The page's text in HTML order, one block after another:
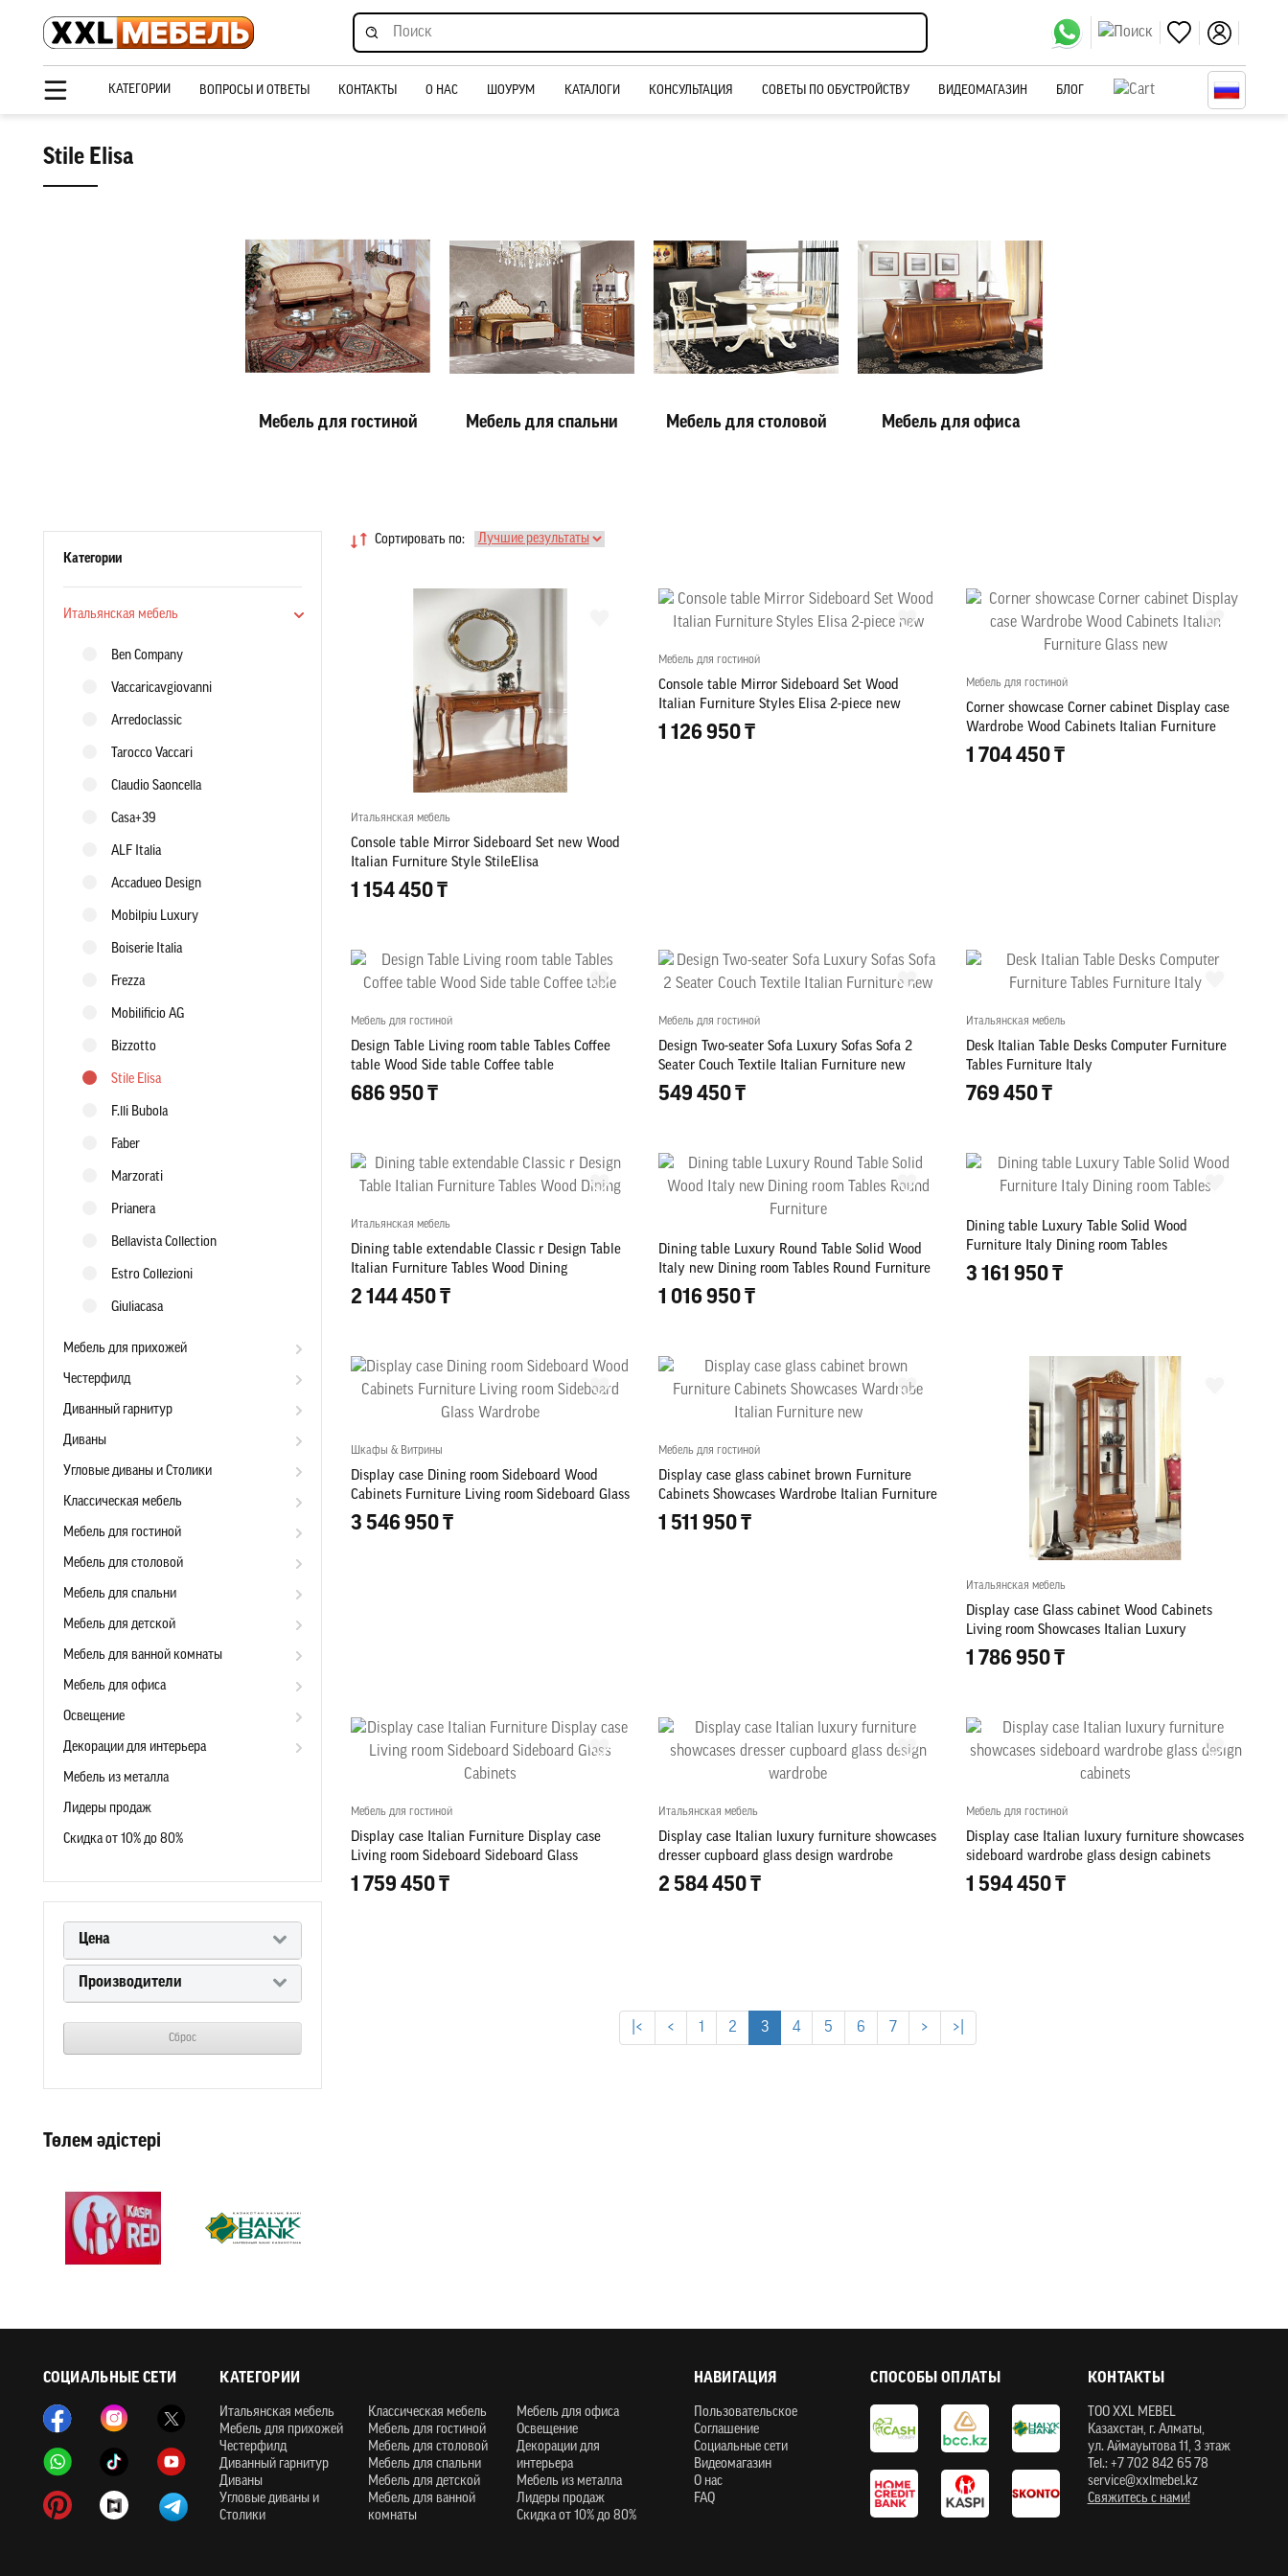
КАТЕГОРИИ ВОПРОСЫ И ОТВЕТЫ КОНТАКТЫ О НАС ШОУРУМ КАТАЛОГИ КОНСУЛЬТАЦИЯ СОВЕТЫ ПО ОБУСТРОЙСТВУ ВИДЕОМАГАЗИН БЛОГ
Stile Elisa
Мебель для гостиной Мебель для спальни Мебель для столовой Мебель для офиса
Категории
Итальянская мебель
Ben Company
Vaccaricavgiovanni
Arredoclassic
Tarocco Vaccari
Claudio Saoncella
Casa+39
ALF Italia
Accadueo Design
Mobilpiu Luxury
Boiserie Italia
Frezza
Mobilificio AG
Bizzotto
Stile Elisa
F.lli Bubola
Faber
Marzorati
Prianera
Bellavista Collection
Estro Collezioni
Giuliacasa
Мебель для прихожей
Честерфилд
Диванный гарнитур
Диваны
Угловые диваны и Столики
Классическая мебель
Мебель для гостиной
Мебель для столовой
Мебель для спальни
Мебель для детской
Мебель для ванной комнаты
Мебель для офиса
Освещение
Декорации для интерьера
Мебель из металла
Лидеры продаж
Скидка от 10% до 80%
Цена
Производители
Сброс
Төлем әдістері
Сортировать по:
Итальянская мебель
Console table Mirror Sideboard Set new Wood
Italian Furniture Style StileElisa
1 154 450 ₸
Мебель для гостиной
Console table Mirror Sideboard Set Wood
Italian Furniture Styles Elisa 2-piece new
1 126 950 ₸
Мебель для гостиной
Corner showcase Corner cabinet Display case
Wardrobe Wood Cabinets Italian Furniture
Glass new
1 704 450 ₸
Мебель для гостиной
Design Table Living room table Tables Coffee
table Wood Side table Coffee table
686 950 ₸
Мебель для гостиной
Design Two-seater Sofa Luxury Sofas Sofa 2
Seater Couch Textile Italian Furniture new
549 450 ₸
Итальянская мебель
Desk Italian Table Desks Computer Furniture
Tables Furniture Italy
769 450 ₸
Итальянская мебель
Dining table extendable Classic r Design Table
Italian Furniture Tables Wood Dining
2 144 450 ₸
Dining table Luxury Round Table Solid Wood
Italy new Dining room Tables Round Furniture
1 016 950 ₸
Dining table Luxury Table Solid Wood
Furniture Italy Dining room Tables
3 161 950 ₸
Шкафы & Витрины
Display case Dining room Sideboard Wood
Cabinets Furniture Living room Sideboard Glass
Wardrobe
3 546 950 ₸
Мебель для гостиной
Display case glass cabinet brown Furniture
Cabinets Showcases Wardrobe Italian Furniture
new
1 511 950 ₸
Итальянская мебель
Display case Glass cabinet Wood Cabinets
Living room Showcases Italian Luxury
Furniture
1 786 950 ₸
Мебель для гостиной
Display case Italian Furniture Display case
Living room Sideboard Sideboard Glass
Cabinets
1 759 450 ₸
Итальянская мебель
Display case Italian luxury furniture showcases
dresser cupboard glass design wardrobe
2 584 450 ₸
Мебель для гостиной
Display case Italian luxury furniture showcases
sideboard wardrobe glass design cabinets
1 594 450 ₸
|< < 1 2 3 4 5 6 7 > >|
СОЦИАЛЬНЫЕ СЕТИ КАТЕГОРИИ
Итальянская мебель
Мебель для прихожей
Честерфилд
Диванный гарнитур
Диваны
Угловые диваны и
Столики
Классическая мебель
Мебель для гостиной
Мебель для столовой
Мебель для спальни
Мебель для детской
Мебель для ванной
комнаты
Мебель для офиса
Освещение
Декорации для
интерьера
Мебель из металла
Лидеры продаж
Скидка от 10% до 80%
НАВИГАЦИЯ
Пользовательское
Соглашение
Социальные сети
Видеомагазин
О нас
FAQ
СПОСОБЫ ОПЛАТЫ КОНТАКТЫ
ТOO XXL MEBEL
Казахстан, г. Алматы,
ул. Аймауытова 11, 3 этаж
Tel.: +7 702 842 65 78
service@xxlmebel.kz
Свяжитесь с нами!